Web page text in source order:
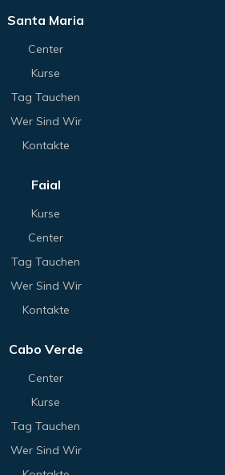
Santa Maria
Center
Kurse
Tag Tauchen
Wer Sind Wir
Kontakte
Faial
Kurse
Center
Tag Tauchen
Wer Sind Wir
Kontakte
Cabo Verde
Center
Kurse
Tag Tauchen
Wer Sind Wir